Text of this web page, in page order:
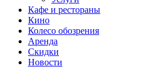
Кафе и рестораны
Кино
Колесо обозрения
Аренда
Скидки
Новости